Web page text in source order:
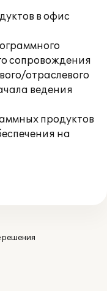
в офис
сопровождения
отраслевого
ведения
продуктов
на
решения